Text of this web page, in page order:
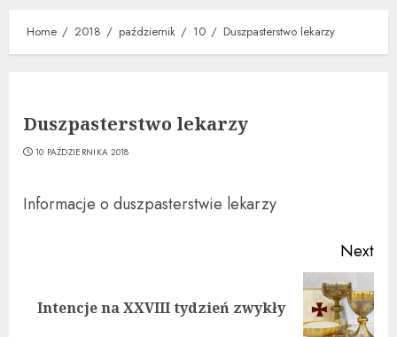
Home 2018 październik 10 Duszpasterstwo lekarzy
Duszpasterstwo lekarzy
10 PAŹDZIERNIKA 2018
Informacje o duszpasterstwie lekarzy
Next
Next
Intencje na XXVIII tydzień zwykły